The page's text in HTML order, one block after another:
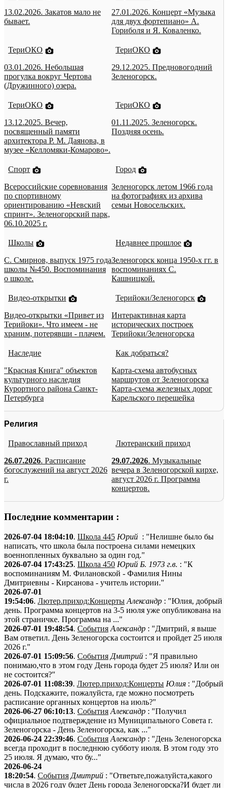
13.02.2026. Закатов мало не
бывает.
27.01.2026. Концерт «Музыка
для двух фортепиано» А.
Гориболя и Я. Коваленко.
ТериОКО
03.01.2026. Небольшая
прогулка вокруг Чертова
(Дружинного) озера.
ТериОКО
29.12.2025. Предновогодний
Зеленогорск.
ТериОКО
13.12.2025. Вечер,
посвященный памяти
архитектора Р. М. Даянова, в
музее «Келломяки-Комарово».
ТериОКО
01.11.2025. Зеленогорск.
Поздняя осень.
Спорт
Всероссийские соревнования
по спортивному
ориентированию «Невский
спринт». Зеленогорский парк,
06.10.2025 г.
Город
Зеленогорск летом 1966 года
на фотографиях из архива
семьи Новосельских.
Школы
С. Смирнов, выпуск 1975 года
школы №450. Воспоминания
о школе.
Недавнее прошлое
Зеленогорск конца 1950-х гг. в
воспоминаниях С.
Кашницкой.
Видео-открытки
Видео-открытки «Привет из
Терийоки». Что имеем - не
храним, потерявши - плачем.
Терийоки/Зеленогорск
Интерактивная карта
исторических построек
Терийоки/Зеленогорска
Наследие
"Красная Книга" объектов
культурного наследия
Курортного района Санкт-
Петербурга
Как добраться?
Карта-схема автобусных
маршрутов от Зеленогорска
Карта-схема железных дорог
Карельского перешейка
Религия
Православный приход
26.07.2026. Расписание
богослужений на август 2026
г.
Лютеранский приход
29.07.2026. Музыкальные
вечера в Зеленогорской кирхе,
август 2026 г. Программа
концертов.
Последние комментарии :
2026-07-04 18:04:10. Школа 445 Юрий : "Нелишне было бы
написать, что школа была построена силами немецких
военнопленных буквально за один год."
2026-07-04 17:43:25. Школа 450 Юрий Б. 1973 г.в. : "К
воспоминаниям М. Филановской - Фамилия Нины
Дмитриевны - Кирсанова - учитель истории."
2026-07-01
19:54:06. Лютер.приход:Концерты Александр : "Юлия, добрый
день. Программа концертов на 3-5 июля уже опубликована на
этой страничке. Программа на ..."
2026-07-01 19:48:54. События Александр : "Дмитрий, я выше
Вам ответил. День Зеленогорска состоится и пройдет 25 июля
2026 г."
2026-07-01 15:09:56. События Дмитрий : "Я правильно
понимаю,что в этом году День города будет 25 июля? Или он
не состоится?"
2026-07-01 11:08:39. Лютер.приход:Концерты Юлия : "Добрый
день. Подскажите, пожалуйста, где можно посмотреть
расписание органных концертов на июль?"
2026-06-27 06:10:13. События Александр : "Получил
официальное подтверждение из Муниципального Совета г.
Зеленогорска - День Зеленогорска, как ..."
2026-06-24 22:39:46. События Александр : "День Зеленогорска
всегда проходит в последнюю субботу июля. В этом году это
25 июля. Я думаю, что бу..."
2026-06-24
18:20:54. События Дмитрий : "Ответьте,пожалуйста,какого
числа в 2026 году будет День города Зеленогорска?И будет ли